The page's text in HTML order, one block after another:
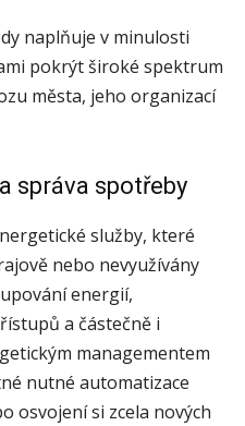
naplňuje v minulosti
pokrýt široké spektrum
města, jeho organizací
správa spotřeby
služby, které
nebo nevyužívány
energií,
a částečně i
managementem
nutné automatizace
osvojení si zcela nových